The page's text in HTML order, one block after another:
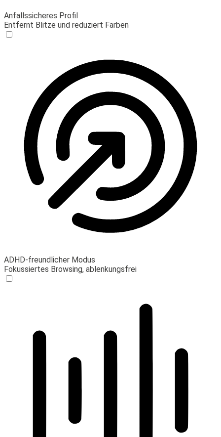
Anfallssicheres Profil
Entfernt Blitze und reduziert Farben
ADHD-freundlicher Modus
Fokussiertes Browsing, ablenkungsfrei